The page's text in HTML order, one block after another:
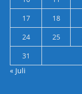
17
18
24
25
31
« Juli